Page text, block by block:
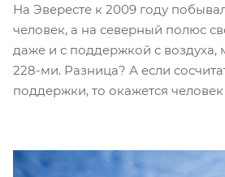
На Эвересте к 2009 году
человек, а на северный полюс
даже и с поддержкой с воздуха,
228-ми. Разница? А если
поддержки, то окажется